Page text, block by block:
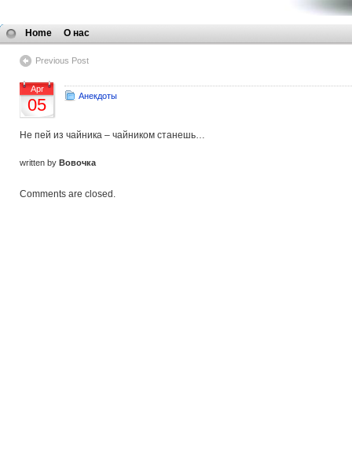
Home О нас
Previous Post
Apr
05 Анекдоты
Не пей из чайника – чайником станешь…
written by Вовочка
Comments are closed.